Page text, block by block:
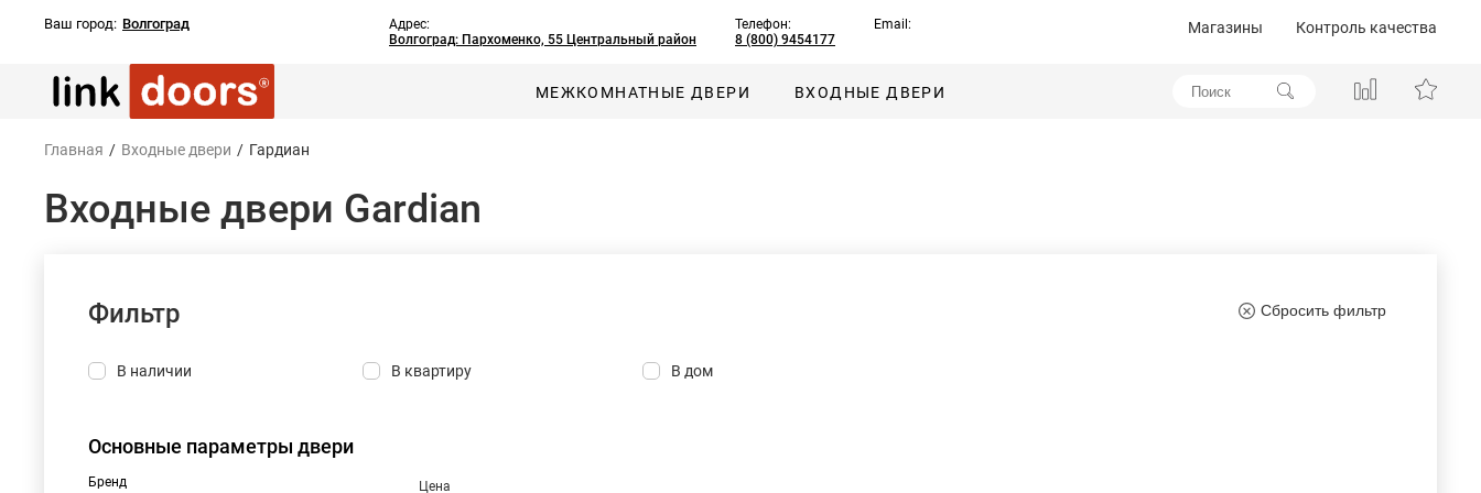
Ваш город: Волгоград
Адрес:
Волгоград: Пархоменко, 55 Центральный район
Телефон:
8 (800) 9454177
Email: Магазины Контроль качества
МЕЖКОМНАТНЫЕ ДВЕРИ ВХОДНЫЕ ДВЕРИ
Главная / Входные двери / Гардиан
Входные двери Gardian
Фильтр Сбросить фильтр
В наличии В квартиру В дом
Основные параметры двери
Бренд Цена